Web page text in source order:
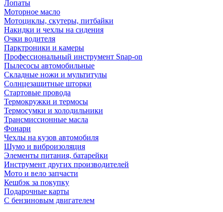
Лопаты
Моторное масло
Мотоциклы, скутеры, питбайки
Накидки и чехлы на сидения
Очки водителя
Парктроники и камеры
Профессиональный инструмент Snap-on
Пылесосы автомобильные
Складные ножи и мультитулы
Солнцезащитные шторки
Стартовые провода
Термокружки и термосы
Термосумки и холодильники
Трансмиссионные масла
Фонари
Чехлы на кузов автомобиля
Шумо и виброизоляция
Элементы питания, батарейки
Инструмент других производителей
Мото и вело запчасти
Кешбэк за покупку
Подарочные карты
С бензиновым двигателем